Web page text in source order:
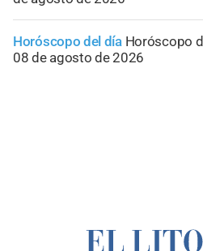
Horóscopo del día Horóscopo
08 de agosto de 2026